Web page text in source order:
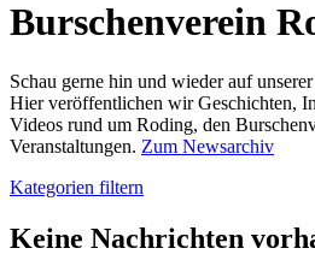
Burschenverein
Schau gerne hin und wieder auf
Hier veröffentlichen wir Geschichten,
Videos rund um Roding, den
Veranstaltungen. Zum Newsarchiv
Kategorien filtern
Keine Nachrichten